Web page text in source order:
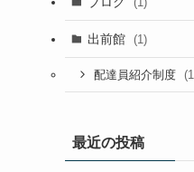
出前館 (1)
配達員紹介制度
最近の投稿